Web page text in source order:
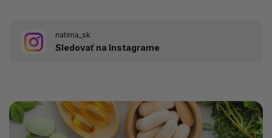
natima_sk
Sledovať na Instagrame